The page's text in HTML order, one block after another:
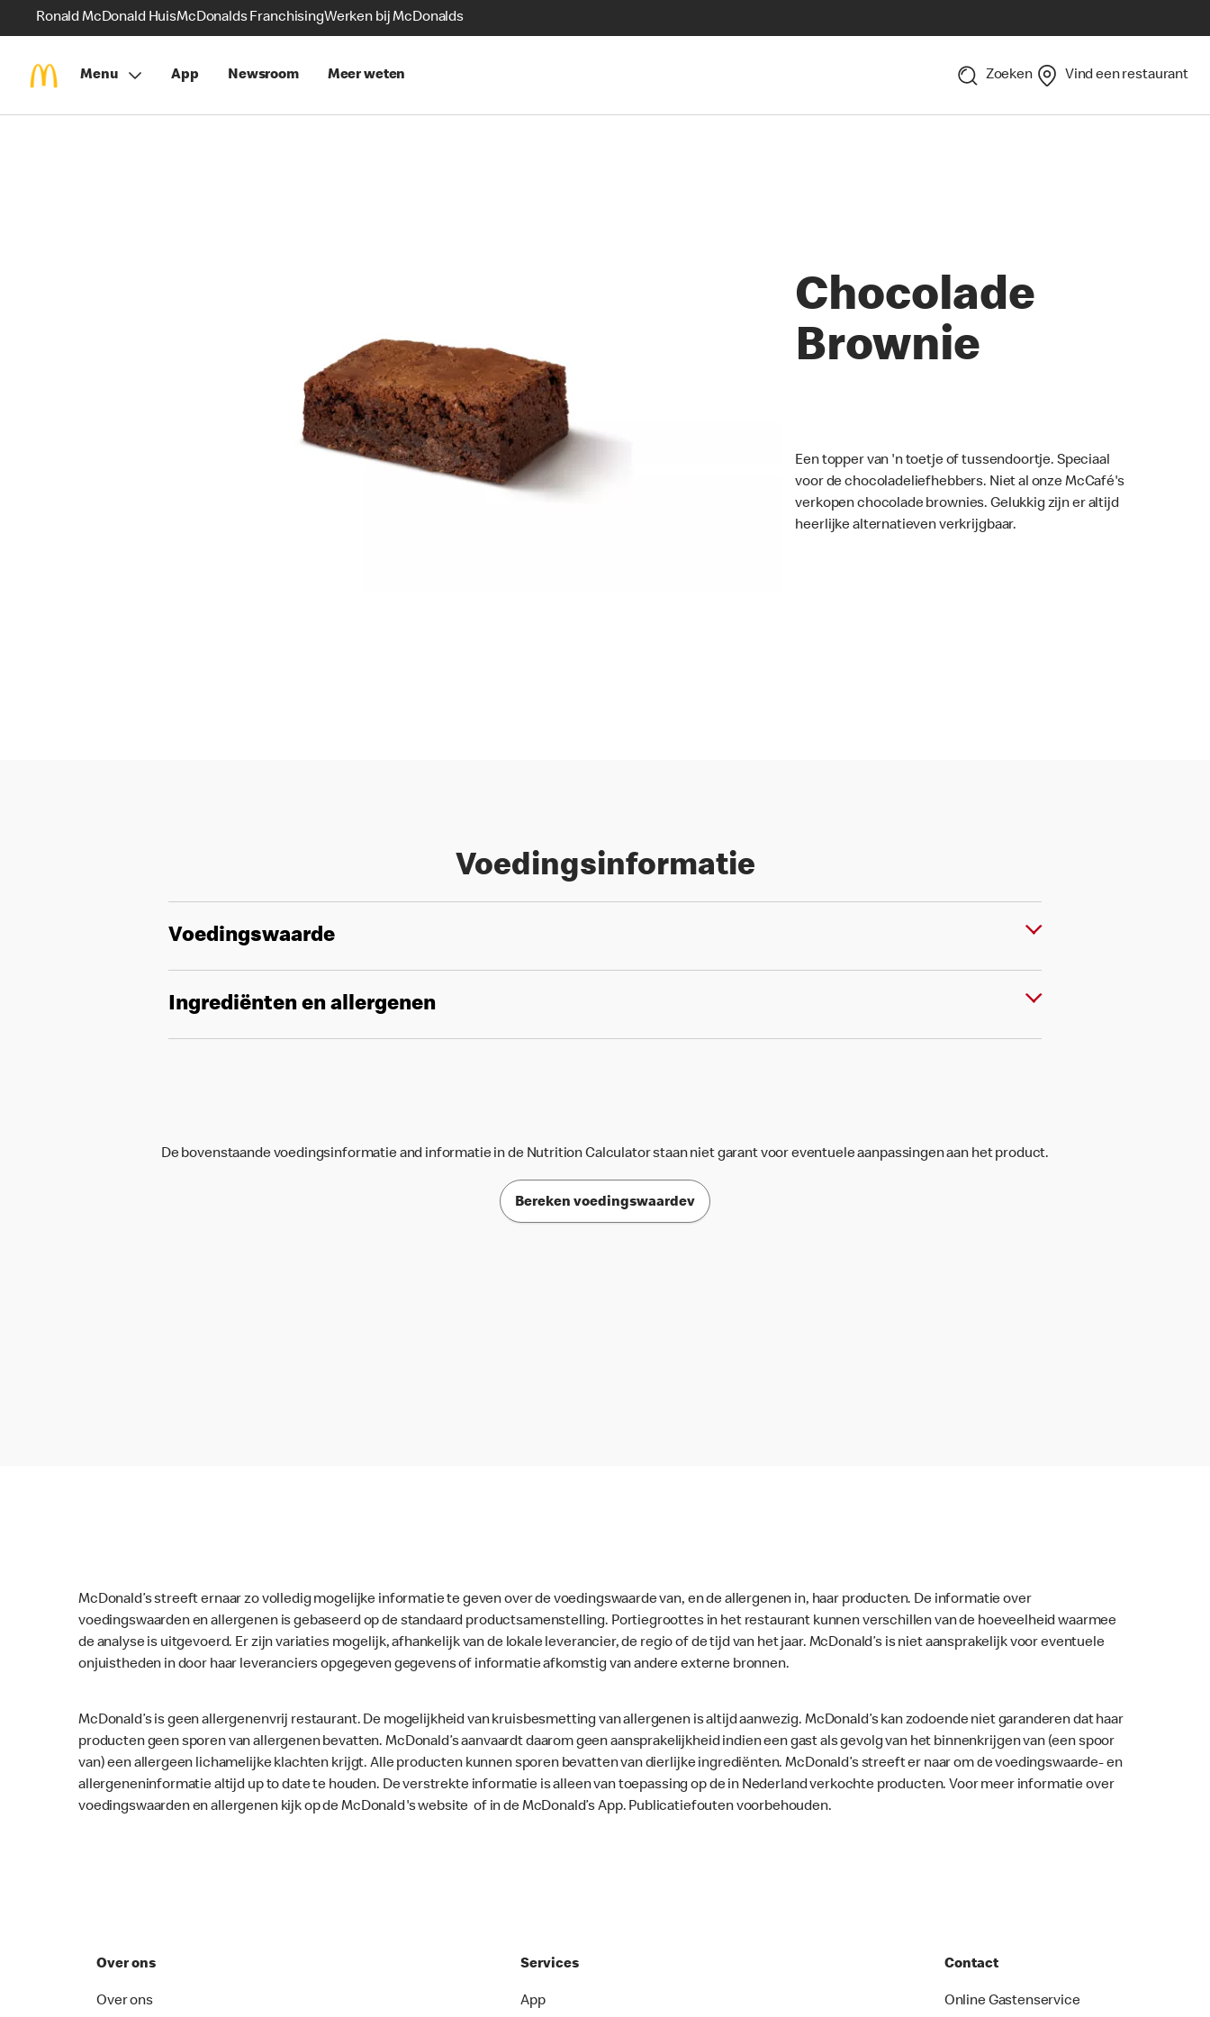
Ronald McDonald HuisMcDonalds FranchisingWerken bij McDonalds
Menu App Newsroom Meer weten Zoeken Vind een restaurant
Chocolade
Brownie
Een topper van 'n toetje of tussendoortje. Speciaal
voor de chocoladeliefhebbers. Niet al onze McCafé's
verkopen chocolade brownies. Gelukkig zijn er altijd
heerlijke alternatieven verkrijgbaar.
Voedingsinformatie
Voedingswaarde
Ingrediënten en allergenen
De bovenstaande voedingsinformatie and informatie in de Nutrition Calculator staan niet garant voor eventuele aanpassingen aan het product.
Bereken voedingswaardev
McDonald’s streeft ernaar zo volledig mogelijke informatie te geven over de voedingswaarde van, en de allergenen in, haar producten. De informatie over
voedingswaarden en allergenen is gebaseerd op de standaard productsamenstelling. Portiegroottes in het restaurant kunnen verschillen van de hoeveelheid waarmee
de analyse is uitgevoerd. Er zijn variaties mogelijk, afhankelijk van de lokale leverancier, de regio of de tijd van het jaar. McDonald’s is niet aansprakelijk voor eventuele
onjuistheden in door haar leveranciers opgegeven gegevens of informatie afkomstig van andere externe bronnen.
McDonald’s is geen allergenenvrij restaurant. De mogelijkheid van kruisbesmetting van allergenen is altijd aanwezig. McDonald’s kan zodoende niet garanderen dat haar
producten geen sporen van allergenen bevatten. McDonald’s aanvaardt daarom geen aansprakelijkheid indien een gast als gevolg van het binnenkrijgen van (een spoor
van) een allergeen lichamelijke klachten krijgt. Alle producten kunnen sporen bevatten van dierlijke ingrediënten. McDonald’s streeft er naar om de voedingswaarde- en
allergeneninformatie altijd up to date te houden. De verstrekte informatie is alleen van toepassing op de in Nederland verkochte producten. Voor meer informatie over
voedingswaarden en allergenen kijk op de McDonald's website of in de McDonald’s App. Publicatiefouten voorbehouden.
Over ons
Over ons
Services
App
Contact
Online Gastenservice